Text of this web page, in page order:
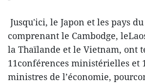
Jusqu'ici, le Japon et les pays
comprenant le Cambodge,
la Thaïlande et le Vietnam, ont
11conférences ministérielles et
ministres de l’économie,